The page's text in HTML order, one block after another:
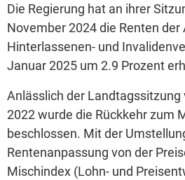
Die Regierung hat an ihrer
November 2024 die Renten der
Hinterlassenen- und
Januar 2025 um 2.9 Prozent
Anlässlich der
2022 wurde die Rückkehr zum
beschlossen. Mit der
Rentenanpassung von der
Mischindex (Lohn- und